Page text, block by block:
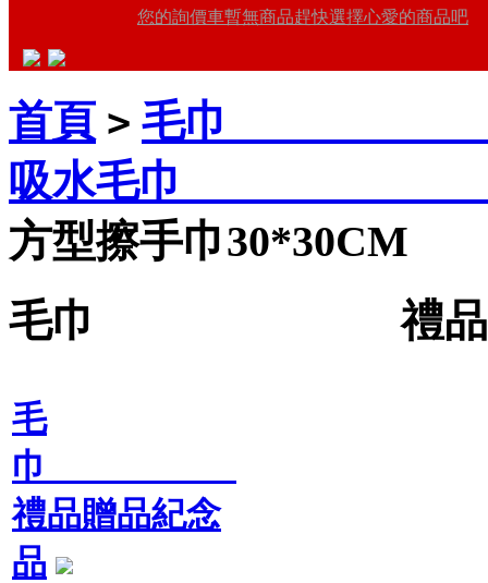
您的詢價車暫無商品趕快選擇心愛的商品吧
首頁 > 毛巾 禮品
吸水毛巾 禮品
方型擦手巾30*30CM
毛巾 禮品王禮
毛
巾
禮品贈品紀念
品